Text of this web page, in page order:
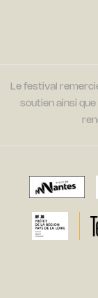
Le festival
soutien ainsi que